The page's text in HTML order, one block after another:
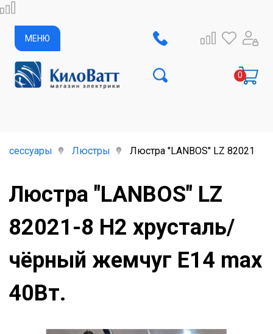
МЕНЮ
Люстры Люстра "LANBOS" LZ 82021-8
Люстра "LANBOS" LZ
82021-8 H2 хрусталь/
чёрный жемчуг Е14 max
40Вт.